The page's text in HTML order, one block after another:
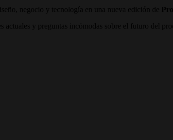
negocio y tecnología en una nueva edición de
y preguntas incómodas sobre el futuro del